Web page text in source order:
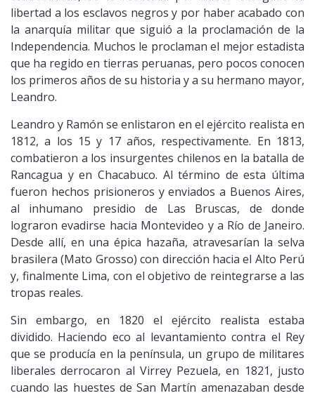
libertad a los esclavos negros y por haber acabado con
la anarquía militar que siguió a la proclamación de la
Independencia. Muchos le proclaman el mejor estadista
que ha regido en tierras peruanas, pero pocos conocen
los primeros años de su historia y a su hermano mayor,
Leandro.
Leandro y Ramón se enlistaron en el ejército realista en
1812, a los 15 y 17 años, respectivamente. En 1813,
combatieron a los insurgentes chilenos en la batalla de
Rancagua y en Chacabuco. Al término de esta última
fueron hechos prisioneros y enviados a Buenos Aires,
al inhumano presidio de Las Bruscas, de donde
lograron evadirse hacia Montevideo y a Río de Janeiro.
Desde allí, en una épica hazaña, atravesarían la selva
brasilera (Mato Grosso) con dirección hacia el Alto Perú
y, finalmente Lima, con el objetivo de reintegrarse a las
tropas reales.
Sin embargo, en 1820 el ejército realista estaba
dividido. Haciendo eco al levantamiento contra el Rey
que se producía en la península, un grupo de militares
liberales derrocaron al Virrey Pezuela, en 1821, justo
cuando las huestes de San Martín amenazaban desde